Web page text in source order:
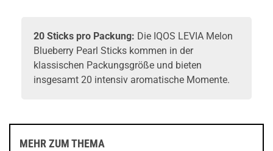
20 Sticks pro Packung: Die IQOS LEVIA Melon
Blueberry Pearl Sticks kommen in der
klassischen Packungsgröße und bieten
insgesamt 20 intensiv aromatische Momente.
MEHR ZUM THEMA